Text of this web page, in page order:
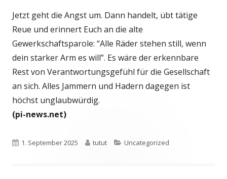
Jetzt geht die Angst um. Dann handelt, übt tätige
Reue und erinnert Euch an die alte
Gewerkschaftsparole: “Alle Räder stehen still, wenn
dein starker Arm es will”. Es wäre der erkennbare
Rest von Verantwortungsgefühl für die Gesellschaft
an sich. Alles Jammern und Hadern dagegen ist
höchst unglaubwürdig.
(pi-news.net)
Veröffentlicht
1. September 2025 Autor
tutut Kategorien
Uncategorized